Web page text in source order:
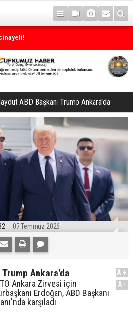
ABD Başkanı Trump Ankara'da
07 Temmuz 2026
Trump Ankara'da
Ankara Zirvesi için
Erdoğan, ABD Başkanı
karşıladı
A+
A-